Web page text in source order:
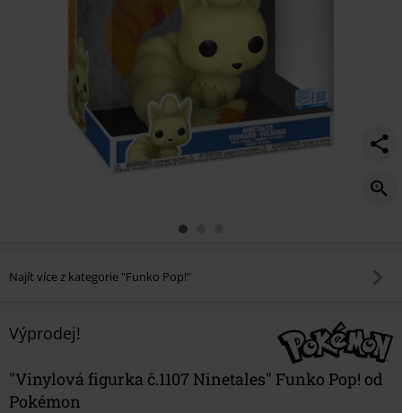
Najít více z kategorie "Funko Pop!"
Výprodej!
"Vinylová figurka č.1107 Ninetales" Funko Pop! od
Pokémon